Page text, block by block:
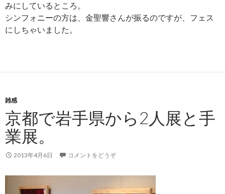
みにしているところ。
シンフォニーの方は、金聖響さんが振るのですが、フェス
にしちゃいました。
雑感
京都で岩手県から2人展と手
業展。
2013年4月6日 コメントをどうぞ